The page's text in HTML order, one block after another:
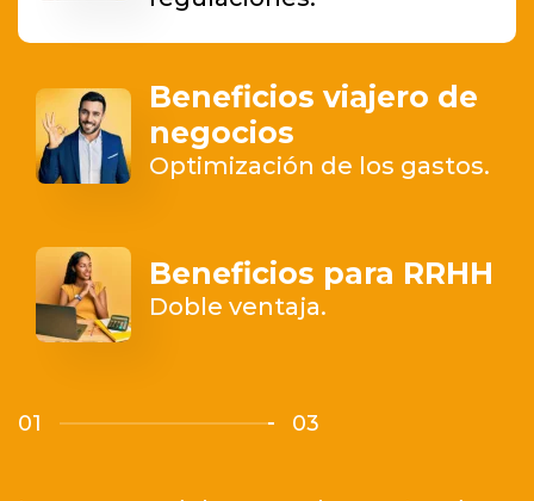
Beneficios viajero de
negocios
Optimización de los gastos.
Beneficios para RRHH
Doble ventaja.
01 03